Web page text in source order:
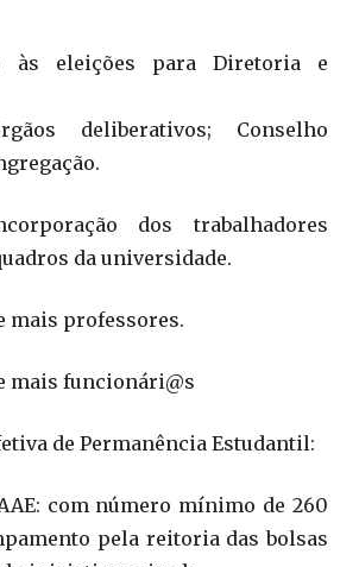
às eleições para Diretoria e
deliberativos; Conselho
dos trabalhadores
da universidade.
mais professores.
mais funcionári@s
de Permanência Estudantil:
com número mínimo de 260
pela reitoria das bolsas